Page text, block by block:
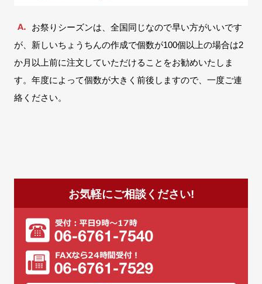
会社案内 COMPANY
FAX注文 お問い合わせ
お祭りシーズンは、全国同じなので早い方がいいです
が、新しいちょうちんの作成で個数が100個以上の場合は2
か月以上前に注文していただけることをお勧めいたしま
す。年度によって個数が大きく前後しますので、一度ご連
絡ください。
お気軽にご相談ください!